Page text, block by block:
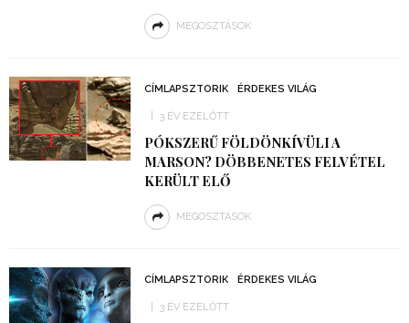
MEGOSZTÁSOK
CÍMLAPSZTORIK ÉRDEKES VILÁG
3 ÉV EZELŐTT
PÓKSZERŰ FÖLDÖNKÍVÜLI A
MARSON? DÖBBENETES FELVÉTEL
KERÜLT ELŐ
MEGOSZTÁSOK
CÍMLAPSZTORIK ÉRDEKES VILÁG
3 ÉV EZELŐTT